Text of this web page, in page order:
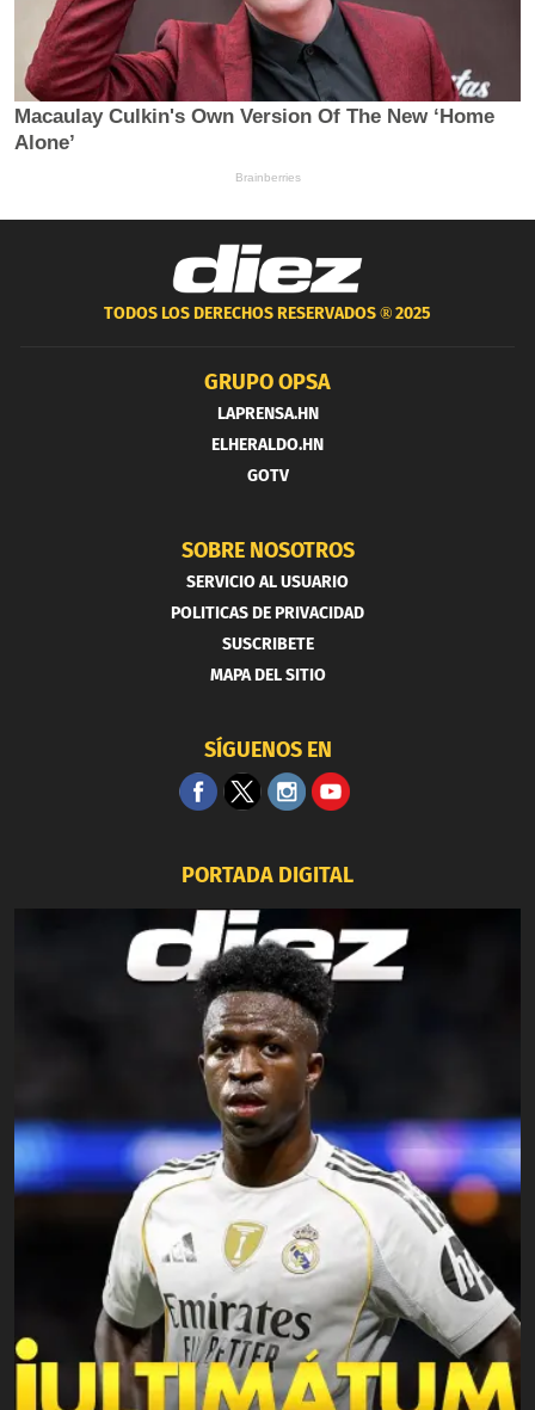
TODOS LOS DERECHOS RESERVADOS ®2025
GRUPO OPSA
LAPRENSA.HN
ELHERALDO.HN
GOTV
SOBRE NOSOTROS
SERVICIO AL USUARIO
POLITICAS DE PRIVACIDAD
SUSCRIBETE
MAPA DEL SITIO
SÍGUENOS EN
PORTADA DIGITAL